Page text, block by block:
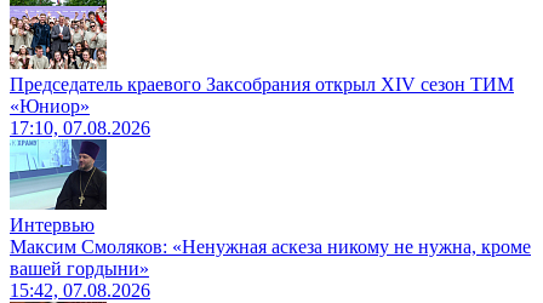
Председатель краевого Заксобрания открыл XIV сезон ТИМ
«Юниор»
17:10, 07.08.2026
Интервью
Максим Смоляков: «Ненужная аскеза никому не нужна, кроме
вашей гордыни»
15:42, 07.08.2026